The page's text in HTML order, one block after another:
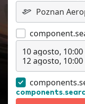
10 agosto, 10:00
12 agosto, 10:00